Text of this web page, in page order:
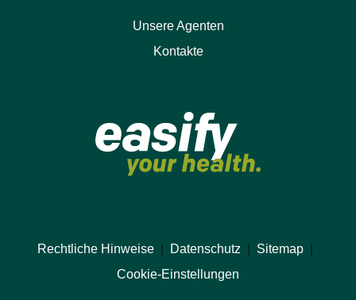
Unsere Agenten
Kontakte
Rechtliche Hinweise Datenschutz Sitemap
Cookie-Einstellungen